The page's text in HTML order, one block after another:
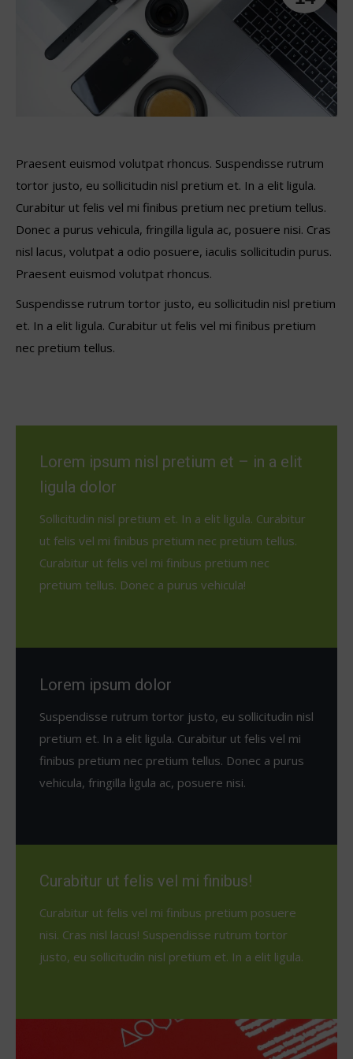
Praesent euismod volutpat rhoncus. Suspendisse rutrum
tortor justo, eu sollicitudin nisl pretium et. In a elit ligula.
Curabitur ut felis vel mi finibus pretium nec pretium tellus.
Donec a purus vehicula, fringilla ligula ac, posuere nisi. Cras
nisl lacus, volutpat a odio posuere, iaculis sollicitudin purus.
Praesent euismod volutpat rhoncus.
Suspendisse rutrum tortor justo, eu sollicitudin nisl pretium
et. In a elit ligula. Curabitur ut felis vel mi finibus pretium
nec pretium tellus.
Lorem ipsum nisl pretium et – in a elit
ligula dolor
Sollicitudin nisl pretium et. In a elit ligula. Curabitur
ut felis vel mi finibus pretium nec pretium tellus.
Curabitur ut felis vel mi finibus pretium nec
pretium tellus. Donec a purus vehicula!
Lorem ipsum dolor
Suspendisse rutrum tortor justo, eu sollicitudin nisl
pretium et. In a elit ligula. Curabitur ut felis vel mi
finibus pretium nec pretium tellus. Donec a purus
vehicula, fringilla ligula ac, posuere nisi.
Curabitur ut felis vel mi finibus!
Curabitur ut felis vel mi finibus pretium posuere
nisi. Cras nisl lacus! Suspendisse rutrum tortor
justo, eu sollicitudin nisl pretium et. In a elit ligula.